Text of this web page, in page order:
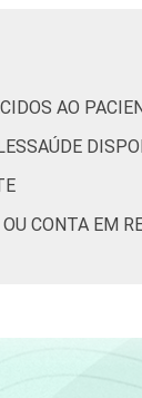
da
AO
CONTA EM